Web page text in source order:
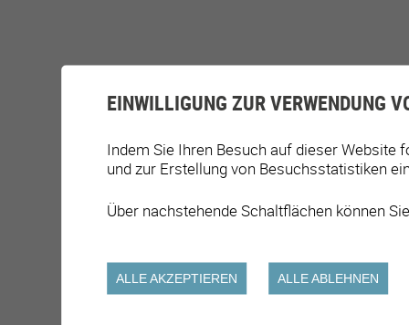
EINWILLIGUNG ZUR VERWENDUNG
Indem Sie Ihren Besuch auf dieser Website
und zur Erstellung von Besuchsstatistiken
Über nachstehende Schaltflächen können
ALLE AKZEPTIEREN ALLE ABLEHNEN